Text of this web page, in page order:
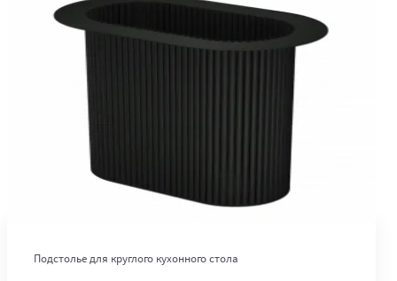
В корзину
Подстолье для круглого кухонного стола